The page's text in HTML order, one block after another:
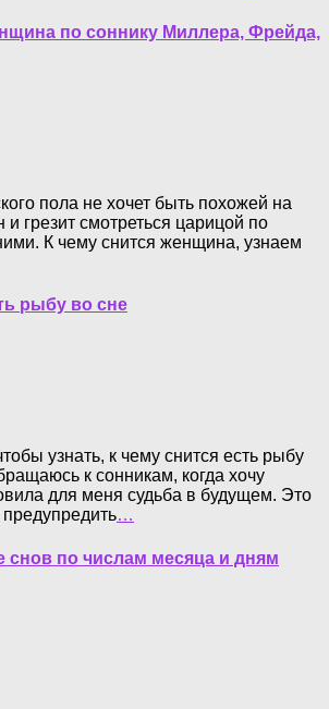
по соннику Миллера, Фрейда,
пола не хочет быть похожей на
грезит смотреться царицой по
К чему снится женщина, узнаем
рыбу во сне
узнать, к чему снится есть рыбу
к сонникам, когда хочу
для меня судьба в будущем. Это
…
снов по числам месяца и дням